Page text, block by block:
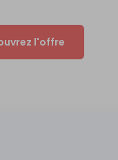
l'offre